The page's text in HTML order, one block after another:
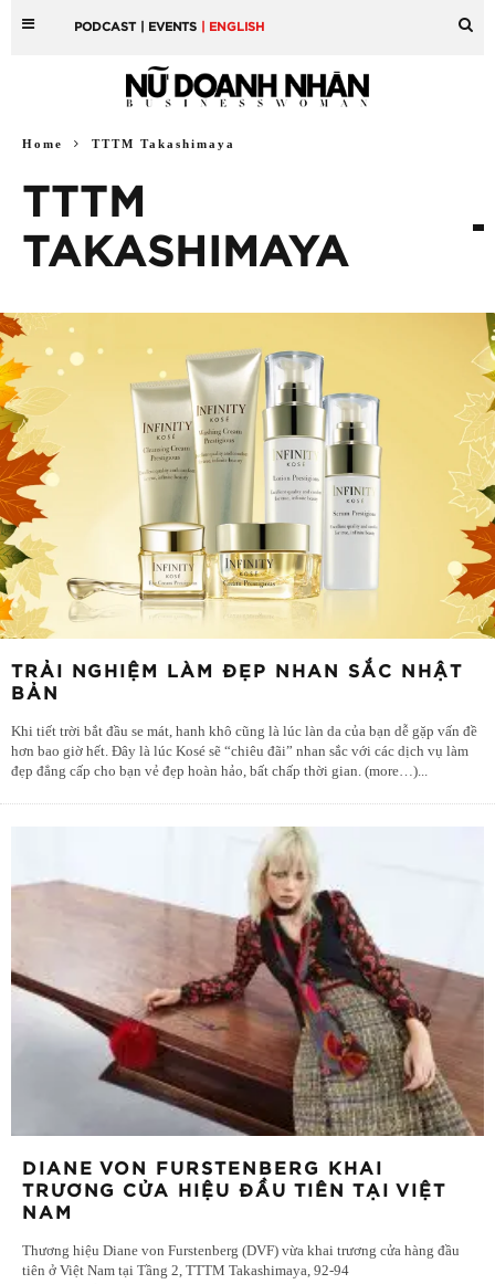
PODCAST | EVENTS | ENGLISH
Home TTTM Takashimaya
TTTM
TAKASHIMAYA
TRẢI NGHIỆM LÀM ĐẸP NHAN SẮC NHẬT
BẢN
Khi tiết trời bắt đầu se mát, hanh khô cũng là lúc làn da của bạn dễ gặp vấn đề
hơn bao giờ hết. Đây là lúc Kosé sẽ “chiêu đãi” nhan sắc với các dịch vụ làm
đẹp đẳng cấp cho bạn vẻ đẹp hoàn hảo, bất chấp thời gian. (more…)...
DIANE VON FURSTENBERG KHAI
TRƯƠNG CỬA HIỆU ĐẦU TIÊN TẠI VIỆT
NAM
Thương hiệu Diane von Furstenberg (DVF) vừa khai trương cửa hàng đầu
tiên ở Việt Nam tại Tầng 2, TTTM Takashimaya, 92-94